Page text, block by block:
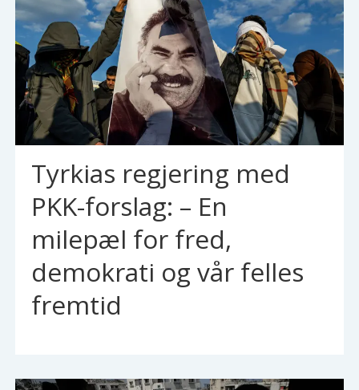
Tyrkias regjering med
PKK-forslag: – En
milepæl for fred,
demokrati og vår felles
fremtid